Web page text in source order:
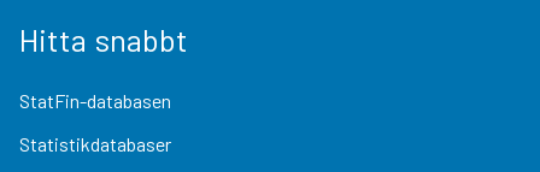
Hitta snabbt
StatFin-databasen
Statistikdatabaser